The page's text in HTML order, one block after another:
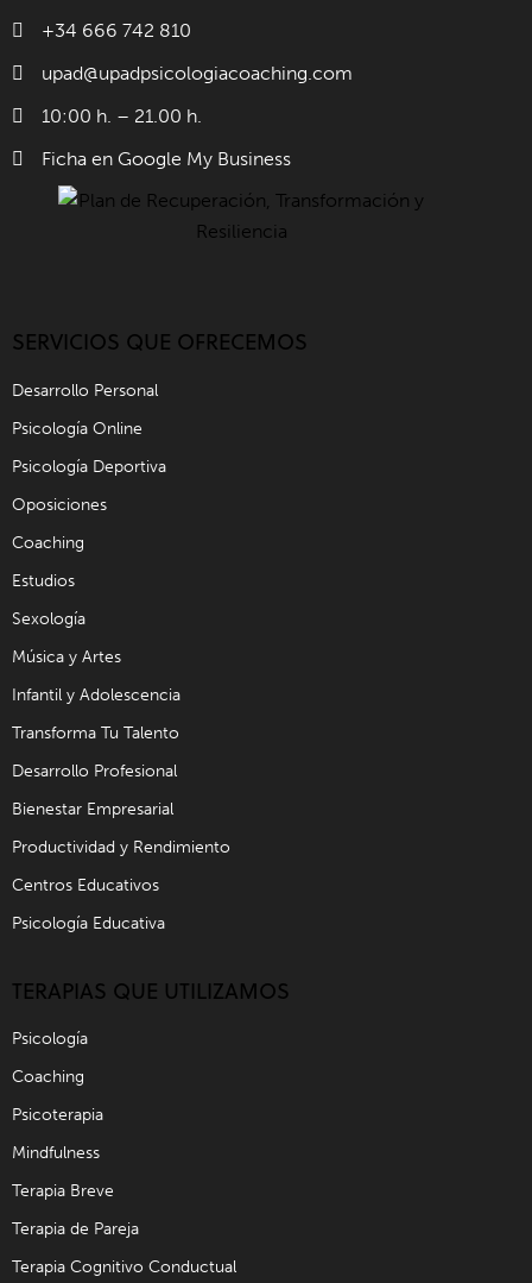
+34 666 742 810
upad@upadpsicologiacoaching.com
10:00 h. – 21.00 h.
Ficha en Google My Business
SERVICIOS QUE OFRECEMOS
Desarrollo Personal
Psicología Online
Psicología Deportiva
Oposiciones
Coaching
Estudios
Sexología
Música y Artes
Infantil y Adolescencia
Transforma Tu Talento
Desarrollo Profesional
Bienestar Empresarial
Productividad y Rendimiento
Centros Educativos
Psicología Educativa
TERAPIAS QUE UTILIZAMOS
Psicología
Coaching
Psicoterapia
Mindfulness
Terapia Breve
Terapia de Pareja
Terapia Cognitivo Conductual